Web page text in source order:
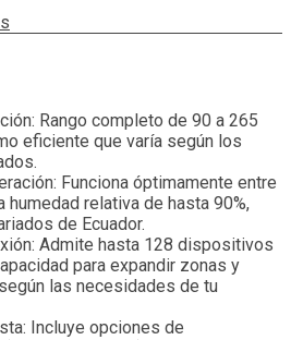
Rango completo de 90 a 265
eficiente que varía según los
Funciona óptimamente entre
humedad relativa de hasta 90%,
de Ecuador.
Admite hasta 128 dispositivos
para expandir zonas y
las necesidades de tu
Incluye opciones de